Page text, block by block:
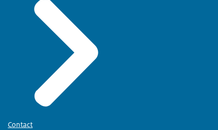
Contact